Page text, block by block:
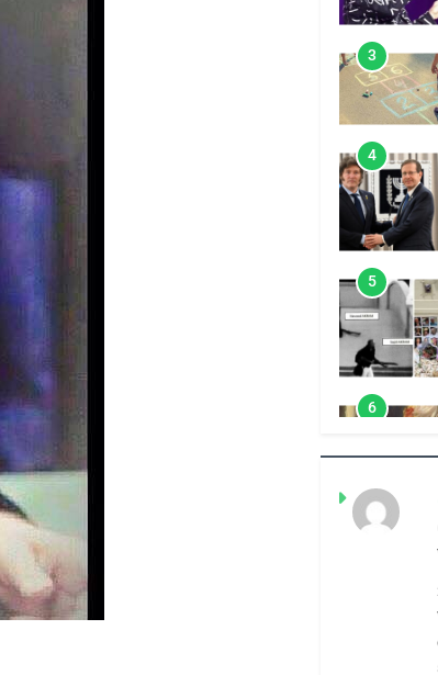
3
4
5
6
D’ADL Contre L’antisémitisme